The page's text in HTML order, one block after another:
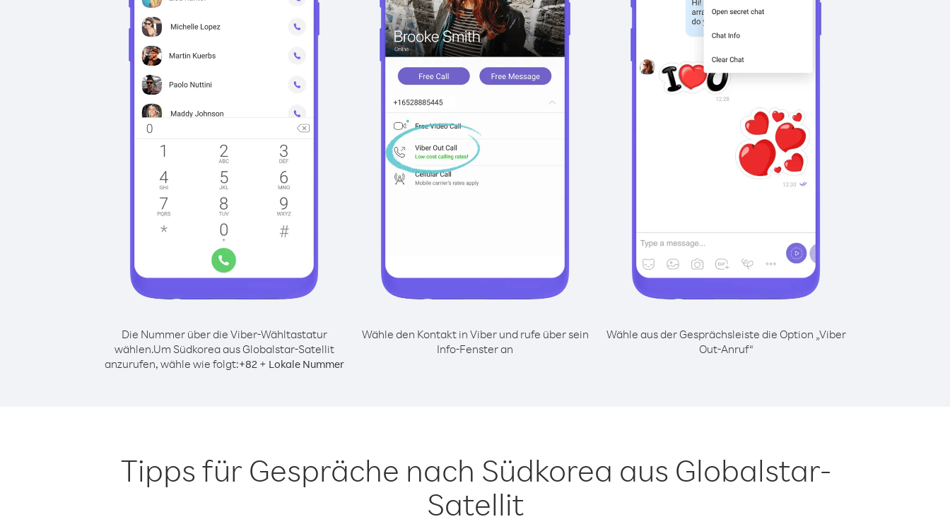
Die Nummer über die Viber-Wähltastatur
wählen.Um Südkorea aus Globalstar-Satellit
anzurufen, wähle wie folgt:+82+ Lokale Nummer
Wähle den Kontakt in Viber und rufe über sein
Info-Fenster an
Wähle aus der Gesprächsleiste die Option „Viber
Out-Anruf“
Tipps für Gespräche nach Südkorea aus Globalstar-
Satellit